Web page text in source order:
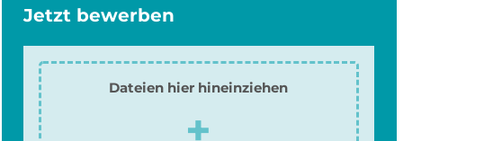
Jetzt bewerben
Dateien hier hineinziehen